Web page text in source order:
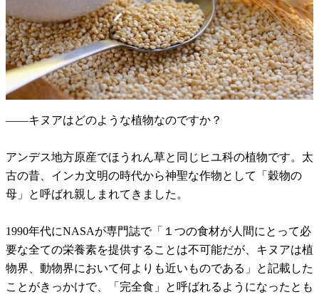
――キヌアはどのような植物なのですか？
アンデス地方原産でほうれん草と同じヒユ科の植物です。太
古の昔、インカ文明の時代から神聖な作物として「穀物の
母」と呼ばれ親しまれてきました。
1990年代にNASAが専門誌で「１つの食材が人間にとって必
要な全ての栄養素を提供することは不可能だが、キヌアは植
物界、動物界において何よりも近いものである」と記載した
ことがきっかけで、「完全食」と呼ばれるようになったとも